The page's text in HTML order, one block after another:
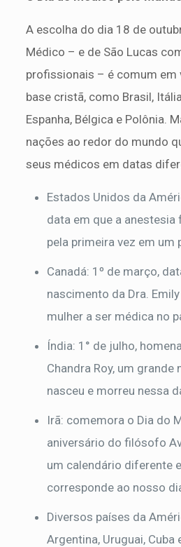
A escolha do dia 18 de
Médico – e de São Lucas
profissionais – é comum em
base cristã, como Brasil,
Espanha, Bélgica e Polônia.
nações ao redor do mundo
seus médicos em datas
Estados Unidos da
data em que a
pela primeira vez em um
Canadá: 1º de março,
nascimento da Dra.
mulher a ser médica no
Índia: 1° de julho,
Chandra Roy, um
nasceu e morreu nessa
Irã: comemora o Dia do
aniversário do filósofo
um calendário diferente
corresponde ao nosso
Diversos países da
Argentina, Uruguai, Cuba